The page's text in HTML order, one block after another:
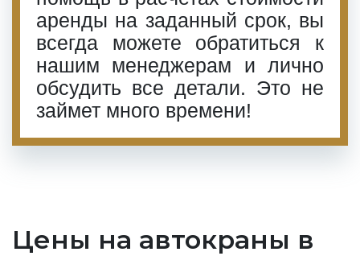
аренды на заданный срок, вы
всегда можете обратиться к
нашим менеджерам и лично
обсудить все детали. Это не
займет много времени!
Цены на автокраны в